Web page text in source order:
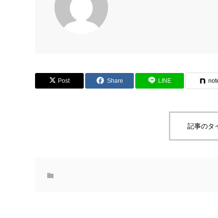
Post Share LINE
記事のタ